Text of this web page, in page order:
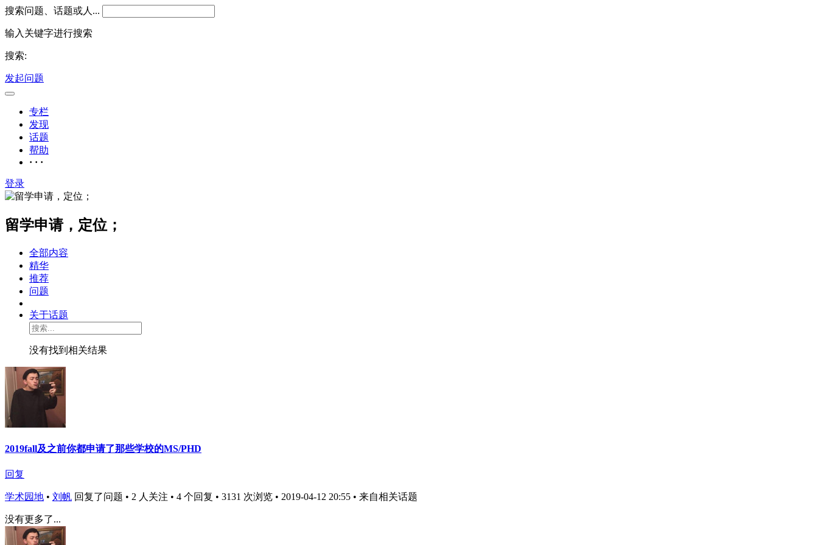
搜索问题、话题或人...
输入关键字进行搜索
搜索:
发起问题
专栏
发现
话题
帮助
· · ·
登录
留学申请，定位；
全部内容
精华
推荐
问题
关于话题
没有找到相关结果
2019fall及之前你都申请了那些学校的MS/PHD
回复
学术园地 • 刘帆 回复了问题 • 2 人关注 • 4 个回复 • 3131 次浏览 • 2019-04-12 20:55 • 来自相关话题
没有更多了...